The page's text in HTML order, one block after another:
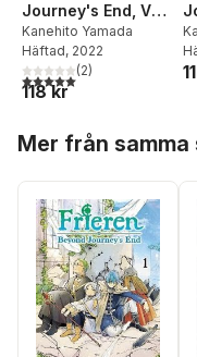
Journey's End, Vol.
1
Kanehito Yamada
Häftad, 2022
5,0utav 5 stjärnor. Totalt
(2)
118 kr
14
Mer från samma